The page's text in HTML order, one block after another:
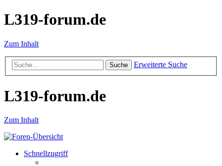
L319-forum.de
Zum Inhalt
Suche Erweiterte Suche
L319-forum.de
Zum Inhalt
Schnellzugriff